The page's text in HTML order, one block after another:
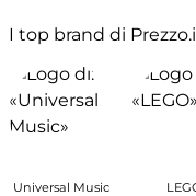
I top brand di
Universal Music